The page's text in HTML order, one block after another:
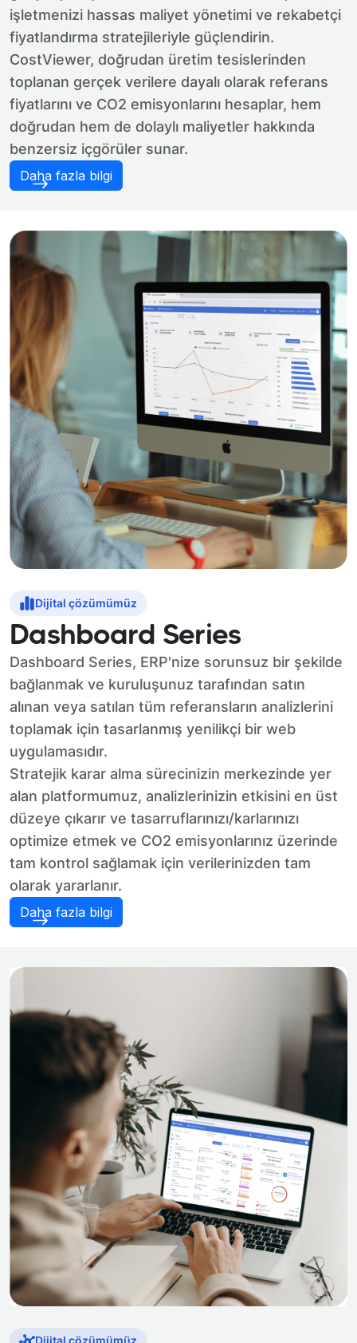
işletmenizi hassas maliyet yönetimi ve rekabetçi
fiyatlandırma stratejileriyle güçlendirin.
CostViewer, doğrudan üretim tesislerinden
toplanan gerçek verilere dayalı olarak referans
fiyatlarını ve CO2 emisyonlarını hesaplar, hem
doğrudan hem de dolaylı maliyetler hakkında
benzersiz içgörüler sunar.
Daha fazla bilgi
Dijital çözümümüz
Dashboard Series
Dashboard Series, ERP'nize sorunsuz bir şekilde
bağlanmak ve kuruluşunuz tarafından satın
alınan veya satılan tüm referansların analizlerini
toplamak için tasarlanmış yenilikçi bir web
uygulamasıdır.
Stratejik karar alma sürecinizin merkezinde yer
alan platformumuz, analizlerinizin etkisini en üst
düzeye çıkarır ve tasarruflarınızı/karlarınızı
optimize etmek ve CO2 emisyonlarınız üzerinde
tam kontrol sağlamak için verilerinizden tam
olarak yararlanır.
Daha fazla bilgi
Dijital çözümümüz